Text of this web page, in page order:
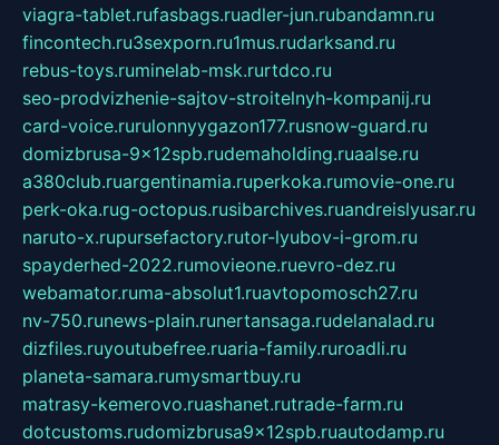
viagra-tablet.rufasbags.ruadler-jun.rubandamn.ru
fincontech.ru3sexporn.ru1mus.rudarksand.ru
rebus-toys.ruminelab-msk.rurtdco.ru
seo-prodvizhenie-sajtov-stroitelnyh-kompanij.ru
card-voice.rurulonnyygazon177.rusnow-guard.ru
domizbrusa-9x12spb.rudemaholding.ruaalse.ru
a380club.ruargentinamia.ruperkoka.rumovie-one.ru
perk-oka.rug-octopus.rusibarchives.ruandreislyusar.ru
naruto-x.rupursefactory.rutor-lyubov-i-grom.ru
spayderhed-2022.rumovieone.ruevro-dez.ru
webamator.ruma-absolut1.ruavtopomosch27.ru
nv-750.runews-plain.runertansaga.rudelanalad.ru
dizfiles.ruyoutubefree.ruaria-family.ruroadli.ru
planeta-samara.rumysmartbuy.ru
matrasy-kemerovo.ruashanet.rutrade-farm.ru
dotcustoms.rudomizbrusa9x12spb.ruautodamp.ru